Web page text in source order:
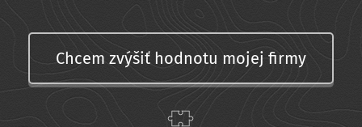
Chcem zvýšiť hodnotu mojej firmy